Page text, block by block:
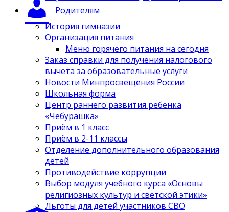
Родителям
История гимназии
Организация питания
Меню горячего питания на сегодня
Заказ справки для получения налогового
вычета за образовательные услуги
Новости Минпросвещения России
Школьная форма
Центр раннего развития ребенка
«Чебурашка»
Приём в 1 класс
Приём в 2-11 классы
Отделение дополнительного образования
детей
Противодействие коррупции
Выбор модуля учебного курса «Основы
религиозных культур и светской этики»
Льготы для детей участников СВО